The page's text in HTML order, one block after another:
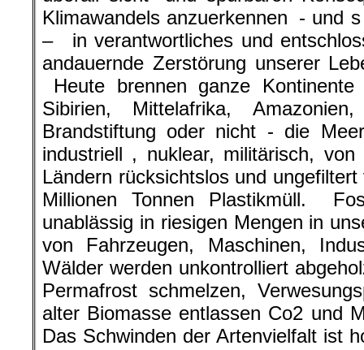
Klimawandels anzuerkennen - und
– in verantwortliches und
andauernde Zerstörung unserer
Heute brennen ganze
Sibirien, Mittelafrika,
Brandstiftung oder nicht - die
industriell , nuklear, militärisch,
Ländern rücksichtslos und
Millionen Tonnen Plastikmüll.
unablässig in riesigen Mengen in
von Fahrzeugen, Maschinen,
Wälder werden unkontrolliert
Permafrost schmelzen,
alter Biomasse entlassen Co2 und
Das Schwinden der Artenvielfalt ist